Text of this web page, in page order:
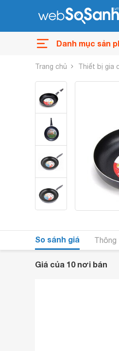
Danh mục sản
Trang chủ Thiết bị gia
So sánh giá Thông
Giá của 10 nơi bán